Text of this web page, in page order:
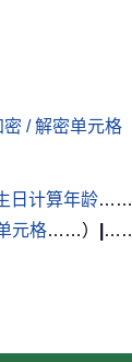
密 / 解密单元格
日计算年龄……
元格……） ……